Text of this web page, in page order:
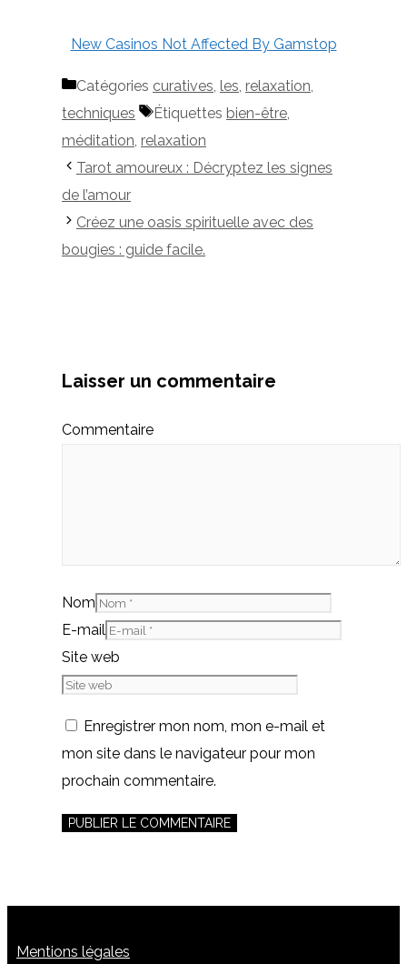
New Casinos Not Affected By Gamstop
Catégories curatives, les, relaxation,
techniques
Étiquettes bien-être,
méditation, relaxation
Tarot amoureux : Décryptez les signes
de l’amour
Créez une oasis spirituelle avec des
bougies : guide facile.
Laisser un commentaire
Commentaire
Nom
E-mail
Site web
Enregistrer mon nom, mon e-mail et
mon site dans le navigateur pour mon
prochain commentaire.
Mentions légales